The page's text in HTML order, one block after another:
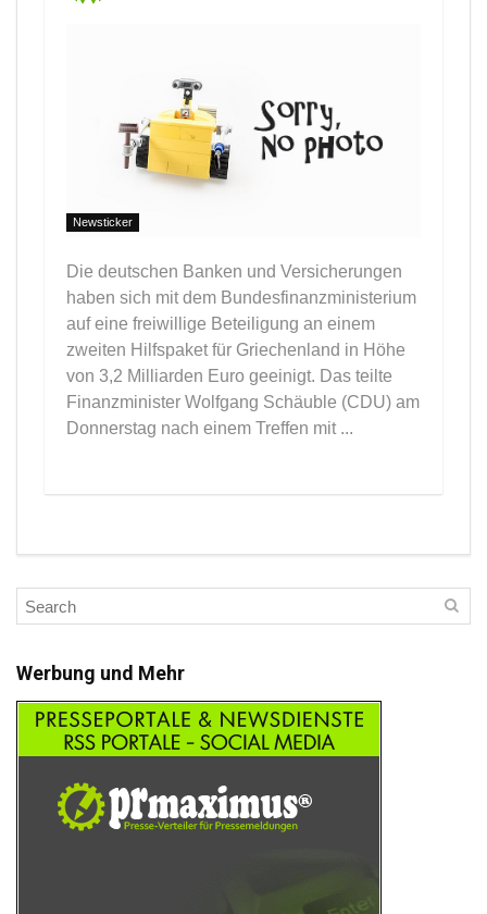
Newsticker
Die deutschen Banken und Versicherungen
haben sich mit dem Bundesfinanzministerium
auf eine freiwillige Beteiligung an einem
zweiten Hilfspaket für Griechenland in Höhe
von 3,2 Milliarden Euro geeinigt. Das teilte
Finanzminister Wolfgang Schäuble (CDU) am
Donnerstag nach einem Treffen mit ...
Werbung und Mehr